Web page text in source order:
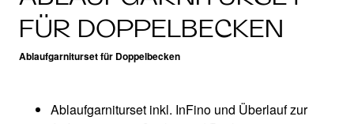
FÜR DOPPELBECKEN
Ablaufgarniturset für Doppelbecken
Ablaufgarniturset inkl. InFino und Überlauf zur